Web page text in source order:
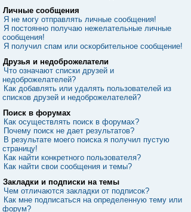
Личные сообщения
Я не могу отправлять личные сообщения!
Я постоянно получаю нежелательные личные
сообщения!
Я получил спам или оскорбительное сообщение!
Друзья и недоброжелатели
Что означают списки друзей и
недоброжелателей?
Как добавлять или удалять пользователей из
списков друзей и недоброжелателей?
Поиск в форумах
Как осуществлять поиск в форумах?
Почему поиск не дает результатов?
В результате моего поиска я получил пустую
страницу!
Как найти конкретного пользователя?
Как найти свои сообщения и темы?
Закладки и подписки на темы
Чем отличаются закладки от подписок?
Как мне подписаться на определенную тему или
форум?